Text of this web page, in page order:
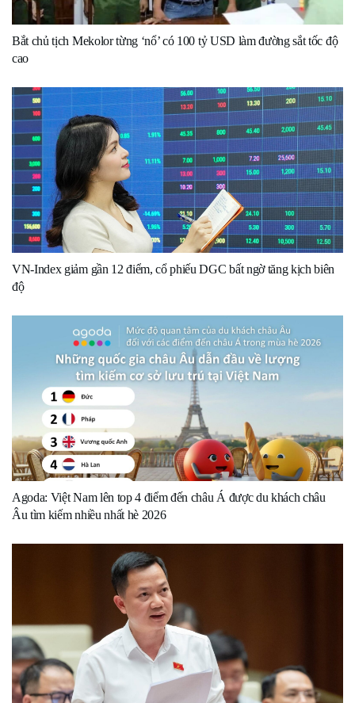
Bắt chủ tịch Mekolor từng ‘nổ’ có 100 tỷ USD làm đường sắt tốc độ
cao
VN-Index giảm gần 12 điểm, cổ phiếu DGC bất ngờ tăng kịch biên
độ
Agoda: Việt Nam lên top 4 điểm đến châu Á được du khách châu
Âu tìm kiếm nhiều nhất hè 2026